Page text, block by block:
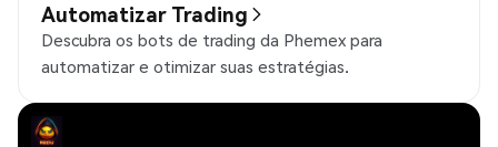
Automatizar Trading
Descubra os bots de trading da Phemex para
automatizar e otimizar suas estratégias.